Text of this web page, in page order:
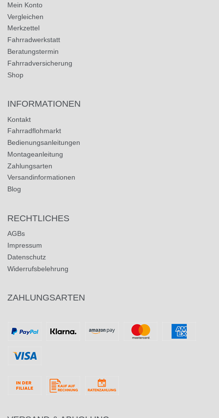
Mein Konto
Vergleichen
Merkzettel
Fahrradwerkstatt
Beratungstermin
Fahrradversicherung
Shop
INFORMATIONEN
Kontakt
Fahrradflohmarkt
Bedienungsanleitungen
Montageanleitung
Zahlungsarten
Versandinformationen
Blog
RECHTLICHES
AGBs
Impressum
Datenschutz
Widerrufsbelehrung
ZAHLUNGSARTEN